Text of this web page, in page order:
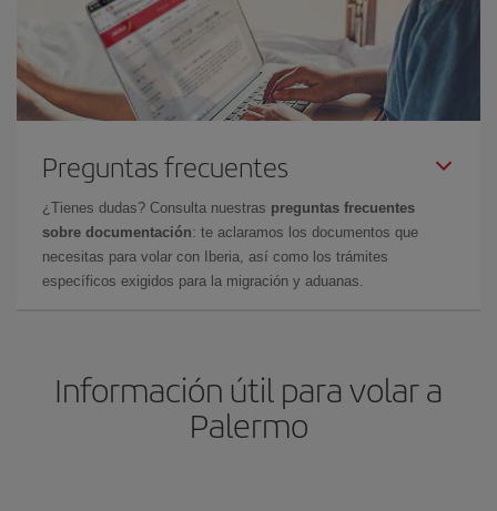
Preguntas frecuentes
¿Tienes dudas? Consulta nuestras preguntas frecuentes
sobre documentación: te aclaramos los documentos que
necesitas para volar con Iberia, así como los trámites
específicos exigidos para la migración y aduanas.
Información útil para volar a
Palermo